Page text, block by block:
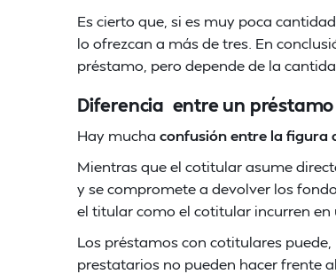
Es cierto que, si es muy poca
lo ofrezcan a más de tres. En
préstamo, pero depende de la
Diferencia entre un
Hay mucha confusión entre la figura
Mientras que el cotitular asume
y se compromete a devolver los
el titular como el cotitular incurren en
Los préstamos con cotitulares
prestatarios no pueden hacer frente